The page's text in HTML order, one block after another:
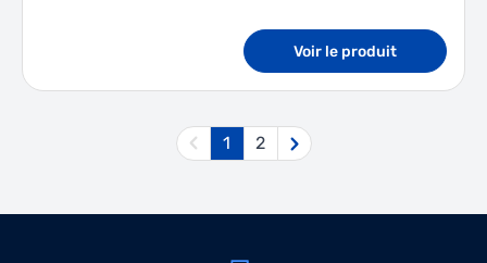
Voir le produit
Vous lisez actuellement la page
1
Page
2